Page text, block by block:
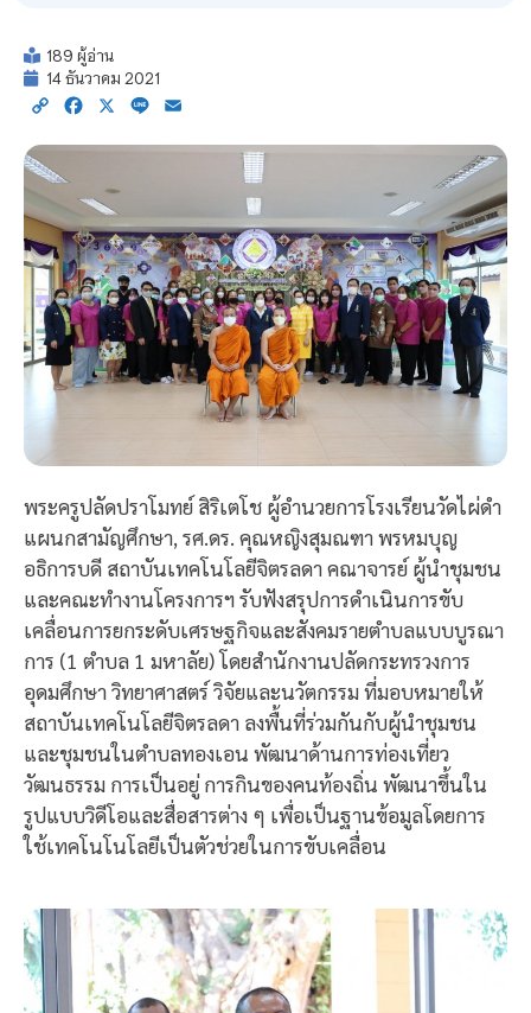
189 ผู้อ่าน
14 ธันวาคม 2021
Copy Facebook
X Line
พระครูปลัดปราโมทย์ สิริเตโช ผู้อำนวยการโรงเรียนวัดไผ่ดำ
แผนกสามัญศึกษา, รศ.ดร. คุณหญิงสุมณฑา พรหมบุญ
อธิการบดี สถาบันเทคโนโลยีจิตรลดา คณาจารย์ ผู้นำชุมชน
และคณะทำงานโครงการฯ รับฟังสรุปการดำเนินการขับ
เคลื่อนการยกระดับเศรษฐกิจและสังคมรายตำบลแบบบูรณา
การ (1 ตำบล 1 มหาลัย) โดยสำนักงานปลัดกระทรวงการ
อุดมศึกษา วิทยาศาสตร์ วิจัยและนวัตกรรม ที่มอบหมายให้
สถาบันเทคโนโลยีจิตรลดา ลงพื้นที่ร่วมกันกับผู้นำชุมชน
และชุมชนในตำบลทองเอน พัฒนาด้านการท่องเที่ยว
วัฒนธรรม การเป็นอยู่ การกินของคนท้องถิ่น พัฒนาขึ้นใน
รูปแบบวิดีโอและสื่อสารต่าง ๆ เพื่อเป็นฐานข้อมูลโดยการ
ใช้เทคโนโนโลยีเป็นตัวช่วยในการขับเคลื่อน